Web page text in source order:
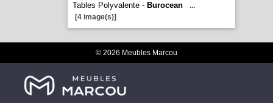
Tables Polyvalente - Burocean
...
[4 image(s)]
© 2026 Meubles Marcou